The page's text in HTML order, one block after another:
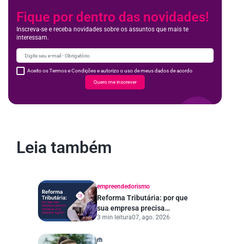
Fique por dentro das novidades!
Inscreva-se e receba novidades sobre os assuntos que mais te
interessam.
Aceito os Termos e Condições e autorizo o uso de meus dados de acordo
Quero me inscrever
Leia também
empreendedorismo
Reforma Tributária: por que
sua empresa precisa
começar a se preparar
3 min leitura07, ago. 2026
rh